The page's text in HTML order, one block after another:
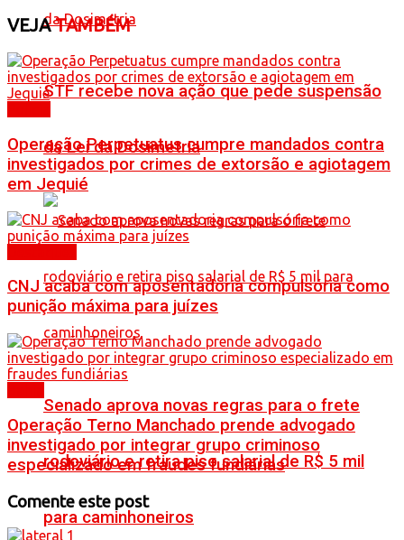
STF recebe nova ação que pede suspensão
da Lei da Dosimetria
Senado aprova novas regras para o frete
rodoviário e retira piso salarial de R$ 5 mil
para caminhoneiros
VEJATAMBÉM
Operação Perpetuatus cumpre mandados contra
investigados por crimes de extorsão e agiotagem
em Jequié
CNJ acaba com aposentadoria compulsória como
punição máxima para juízes
Operação Terno Manchado prende advogado
investigado por integrar grupo criminoso
especializado em fraudes fundiárias
Comente este post